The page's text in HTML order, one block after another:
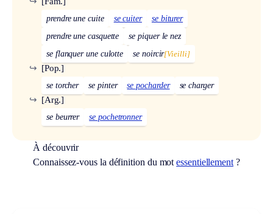
prendre une cuite se cuiter
se biturer
prendre une casquette
se piquer le nez
se flanquer une culotte
se noircir[Vieilli]
[Pop.]
↪
se torcher se pinter se pocharder se charger
[Arg.]
↪
se beurrer se pochetronner
À découvrir
Connaissez-vous la définition du motessentiellement ?